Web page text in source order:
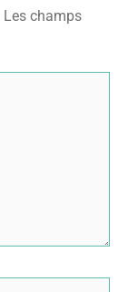
Les champs